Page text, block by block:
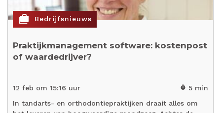
cases Bedrijfsnieuws
Praktijkmanagement software: kostenpost
of waardedrijver?
12 feb om 15:16 uur timer 5 min
In tandarts- en orthodontiepraktijken draait alles om